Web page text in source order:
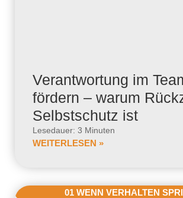
Verantwortung im
fördern – warum
Selbstschutz ist
Lesedauer: 3 Minuten
WEITERLESEN »
01 WENN VERHALTEN